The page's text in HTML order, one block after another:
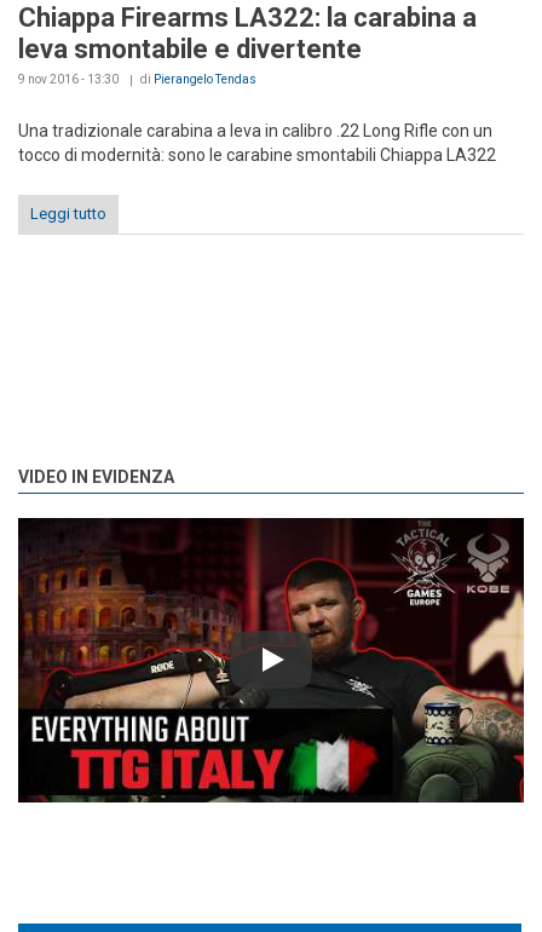
Chiappa Firearms LA322: la carabina a
leva smontabile e divertente
9 nov 2016 - 13:30 di Pierangelo Tendas
Una tradizionale carabina a leva in calibro .22 Long Rifle con un
tocco di modernità: sono le carabine smontabili Chiappa LA322
Leggi tutto
VIDEO IN EVIDENZA
Play